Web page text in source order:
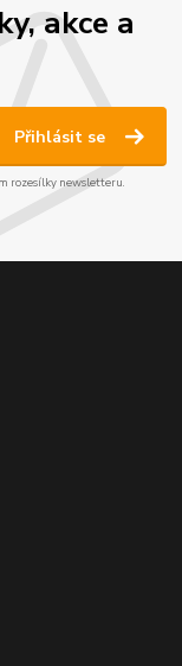
akce a
Přihlásit se
rozesílky newsletteru.